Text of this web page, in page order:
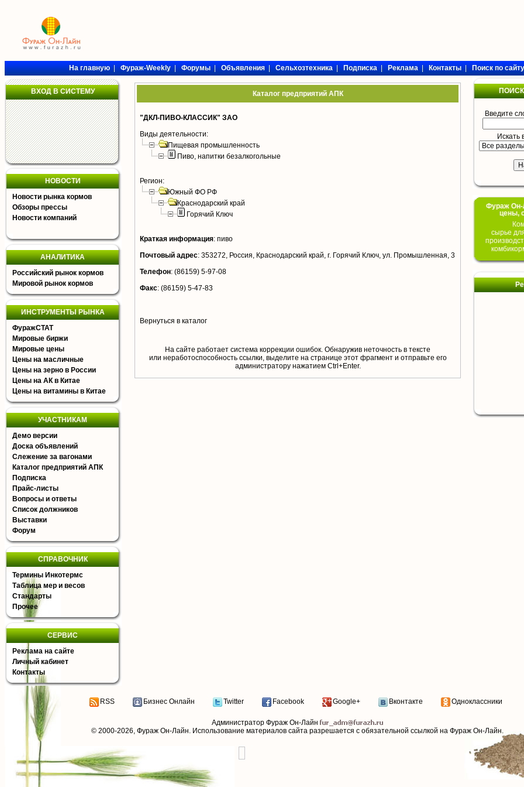
На главную|Фураж-Weekly|Форумы|Объявления|Сельхозтехника|Подписка|Реклама|Контакты|Поиск по сайту
ВХОД В СИСТЕМУ
НОВОСТИ
Новости рынка кормов
Обзоры прессы
Новости компаний
АНАЛИТИКА
Российский рынок кормов
Мировой рынок кормов
ИНСТРУМЕНТЫ РЫНКА
ФуражСТАТ
Мировые биржи
Мировые цены
Цены на масличные
Цены на зерно в России
Цены на АК в Китае
Цены на витамины в Китае
УЧАСТНИКАМ
Демо версии
Доска объявлений
Слежение за вагонами
Каталог предприятий АПК
Подписка
Прайс-листы
Вопросы и ответы
Список должников
Выставки
Форум
СПРАВОЧНИК
Термины Инкотермс
Таблица мер и весов
Стандарты
Прочее
СЕРВИС
Реклама на сайте
Личный кабинет
Контакты
Каталог предприятий АПК
"ДКЛ-ПИВО-КЛАССИК" ЗАО
Виды деятельности:
Пищевая промышленность
Пиво, напитки безалкогольные
Регион:
Южный ФО РФ
Краснодарский край
Горячий Ключ
Краткая информация: пиво
Почтовый адрес: 353272, Россия, Краснодарский край, г. Горячий Ключ, ул. Промышленная, 3
Телефон: (86159) 5-97-08
Факс: (86159) 5-47-83
Вернуться в каталог
На сайте работает система коррекции ошибок. Обнаружив неточность в тексте
или неработоспособность ссылки, выделите на странице этот фрагмент и отправьте его
aдминистратору нажатием Ctrl+Enter.
Введите
Искать
Фураж Он-
цены,
сырье
RSS Бизнес Онлайн Twitter Facebook Google+ Вконтакте Одноклассники
Администратор Фураж Он-Лайн
© 2000-2026, Фураж Он-Лайн. Использование материалов сайта разрешается с обязательной ссылкой на Фураж Он-Лайн.